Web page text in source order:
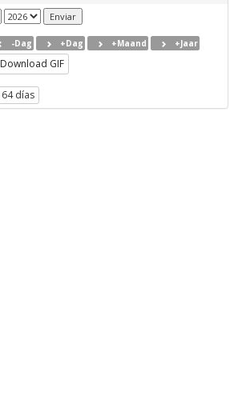
-Dag +Dag +Maand +Jaar
Download GIF
64 días